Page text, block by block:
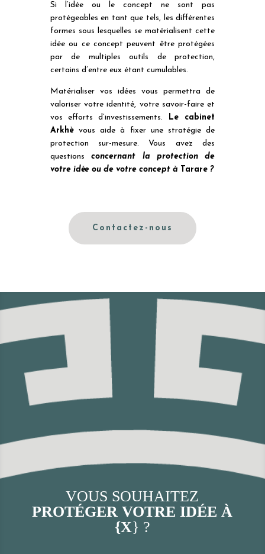
Si l’idée ou le concept ne sont pas
protégeables en tant que tels, les différentes
formes sous lesquelles se matérialisent cette
idée ou ce concept peuvent être protégées
par de multiples outils de protection,
certains d’entre eux étant cumulables.
Matérialiser vos idées vous permettra de
valoriser votre identité, votre savoir-faire et
vos efforts d’investissements. Le cabinet
Arkhèvous aide à fixer une stratégie de
protection sur-mesure. Vous avez des
questionsconcernant la protection de
votre idée ou de votre concept à Tarare?
Contactez-nous
VOUS SOUHAITEZ
PROTÉGER VOTRE IDÉE À
{X} ?